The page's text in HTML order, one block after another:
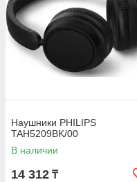
Наушники PHILIPS
TAH5209BK/00
В наличии
14 312 ₸